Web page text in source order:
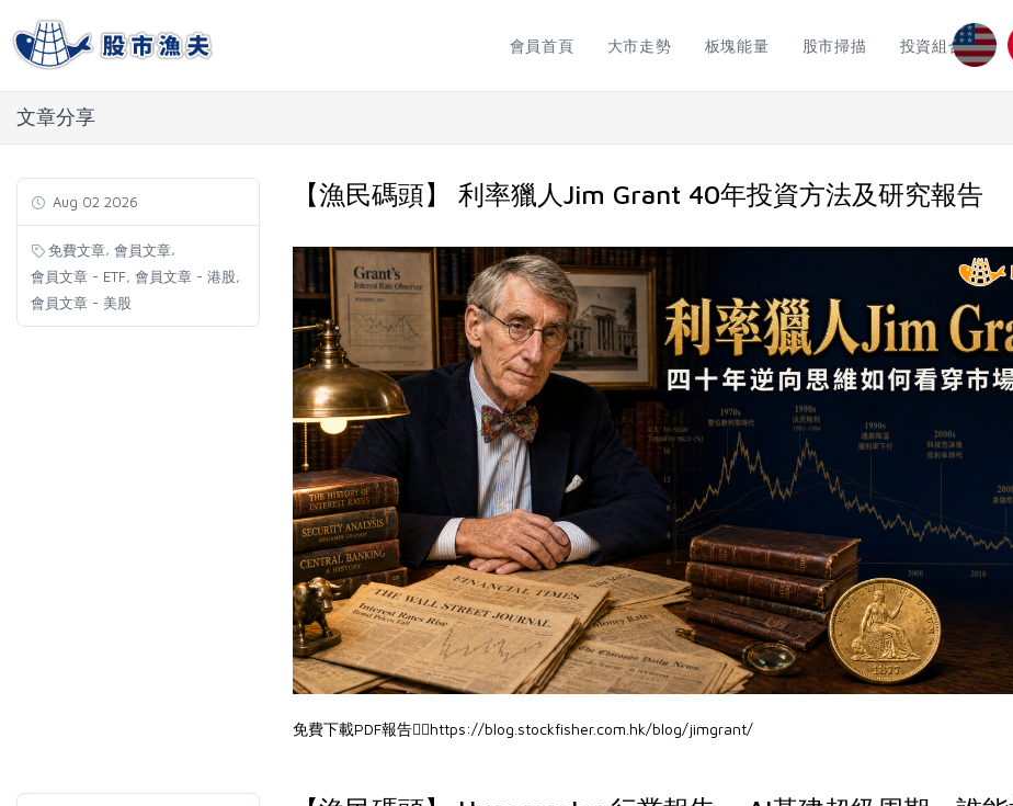
會員首頁 大市走勢 板塊能量 股市掃描 投資組合
文章分享
Aug 02 2026
免費文章, 會員文章,
會員文章 - ETF 會員文章 - 港股
會員文章 - 美股
【漁民碼頭】 利率獵人Jim Grant 40年投資方法及研究報告
免費下載PDF報告👉🏻https://blog.stockfisher.com.hk/blog/jimgrant/